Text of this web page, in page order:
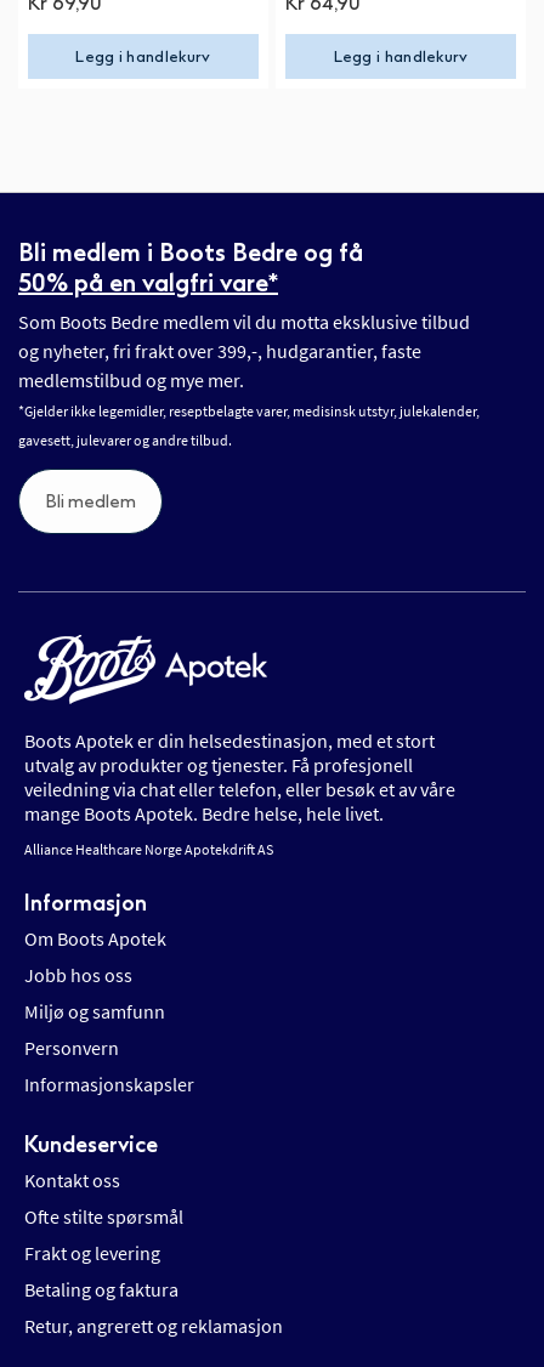
Legg i handlekurv Legg i handlekurv
Bli medlem i Boots Bedre og få
50% på en valgfri vare*
Som Boots Bedre medlem vil du motta eksklusive tilbud
og nyheter, fri frakt over 399,-, hudgarantier, faste
medlemstilbud og mye mer.
*Gjelder ikke legemidler, reseptbelagte varer, medisinsk utstyr, julekalender,
gavesett, julevarer og andre tilbud.
Bli medlem
Boots Apotek er din helsedestinasjon, med et stort
utvalg av produkter og tjenester. Få profesjonell
veiledning via chat eller telefon, eller besøk et av våre
mange Boots Apotek. Bedre helse, hele livet.
Alliance Healthcare Norge Apotekdrift AS
Informasjon
Om Boots Apotek
Jobb hos oss
Miljø og samfunn
Personvern
Informasjonskapsler
Kundeservice
Kontakt oss
Ofte stilte spørsmål
Frakt og levering
Betaling og faktura
Retur, angrerett og reklamasjon